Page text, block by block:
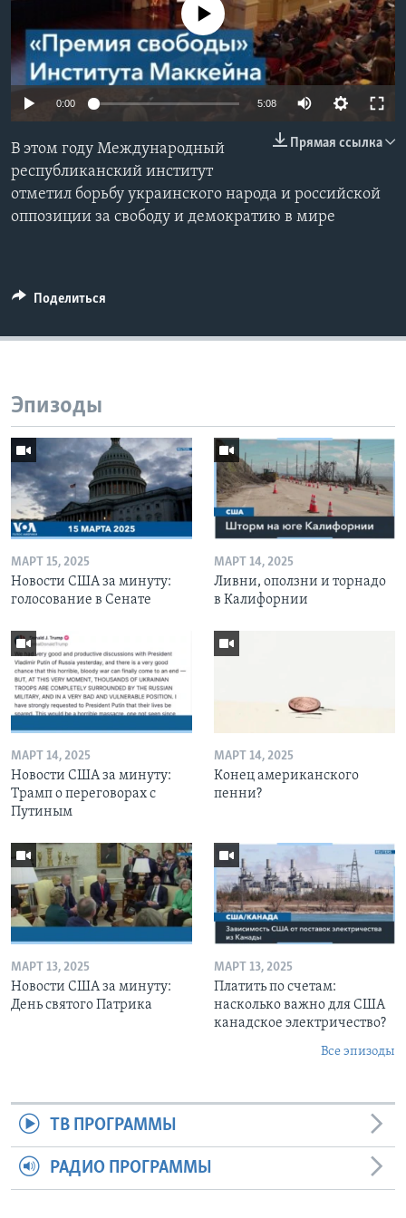
Learning English
СОЦИАЛЬНЫЕ СЕТИ
Языки
No media source currently available
0:00 5:08
Прямая ссылка
В этом году Международный
республиканский институт
отметил борьбу украинского народа и российской
оппозиции за свободу и демократию в мире
Поделиться
Эпизоды
МАРТ 15, 2025
Новости США за минуту:
голосование в Сенате
МАРТ 14, 2025
Ливни, оползни и торнадо
в Калифорнии
МАРТ 14, 2025
Новости США за минуту:
Трамп о переговорах с
Путиным
МАРТ 14, 2025
Конец американского
пенни?
МАРТ 13, 2025
Новости США за минуту:
День святого Патрика
МАРТ 13, 2025
Платить по счетам:
насколько важно для США
канадское электричество?
Все эпизоды
ТВ ПРОГРАММЫ
РАДИО ПРОГРАММЫ